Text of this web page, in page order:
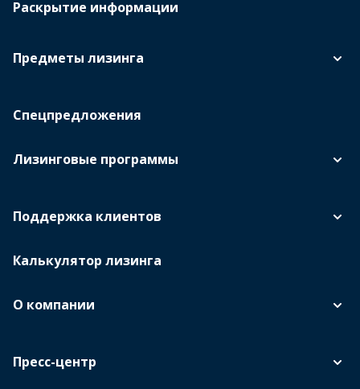
Предметы лизинга
Спецпредложения
Лизинговые программы
Поддержка клиентов
Калькулятор лизинга
О компании
Пресс-центр
Раскрытие информации